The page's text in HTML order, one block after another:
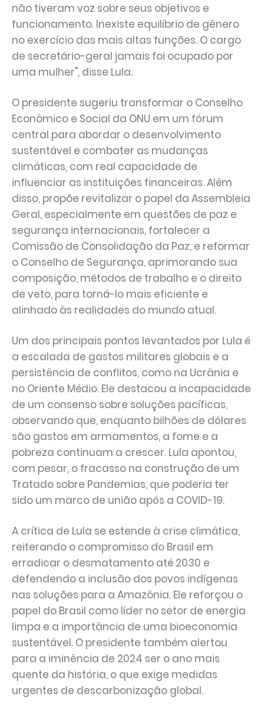
não tiveram voz sobre seus objetivos e
funcionamento. Inexiste equilíbrio de gênero
no exercício das mais altas funções. O cargo
de secretário-geral jamais foi ocupado por
uma mulher", disse Lula.
O presidente sugeriu transformar o Conselho
Econômico e Social da ONU em um fórum
central para abordar o desenvolvimento
sustentável e combater as mudanças
climáticas, com real capacidade de
influenciar as instituições financeiras. Além
disso, propõe revitalizar o papel da Assembleia
Geral, especialmente em questões de paz e
segurança internacionais, fortalecer a
Comissão de Consolidação da Paz, e reformar
o Conselho de Segurança, aprimorando sua
composição, métodos de trabalho e o direito
de veto, para torná-lo mais eficiente e
alinhado às realidades do mundo atual.
Um dos principais pontos levantados por Lula é
a escalada de gastos militares globais e a
persistência de conflitos, como na Ucrânia e
no Oriente Médio. Ele destacou a incapacidade
de um consenso sobre soluções pacíficas,
observando que, enquanto bilhões de dólares
são gastos em armamentos, a fome e a
pobreza continuam a crescer. Lula apontou,
com pesar, o fracasso na construção de um
Tratado sobre Pandemias, que poderia ter
sido um marco de união após a COVID-19.
A crítica de Lula se estende à crise climática,
reiterando o compromisso do Brasil em
erradicar o desmatamento até 2030 e
defendendo a inclusão dos povos indígenas
nas soluções para a Amazônia. Ele reforçou o
papel do Brasil como líder no setor de energia
limpa e a importância de uma bioeconomia
sustentável. O presidente também alertou
para a iminência de 2024 ser o ano mais
quente da história, o que exige medidas
urgentes de descarbonização global.